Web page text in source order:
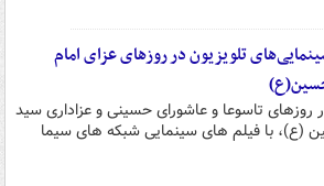
تلویزیون در روزهای عزای امام
روزهای تاسوعا و عاشورای حسینی و عزاداری سید
(ع)، با فیلم های سینمایی شبکه های سیما